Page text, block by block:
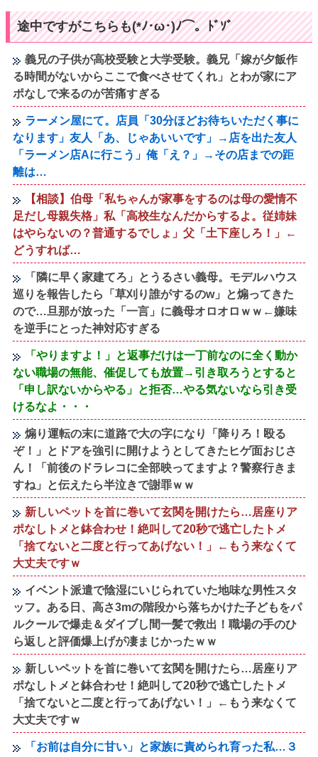
途中ですがこちらも(*ﾉ･ω･)ﾉ⌒。ﾄﾞｿﾞ
義兄の子供が高校受験と大学受験。義兄「嫁が夕飯作
る時間がないからここで食べさせてくれ」とわが家にア
ポなしで来るのが苦痛すぎる
ラーメン屋にて。店員「30分ほどお待ちいただく事に
なります」友人「あ、じゃあいいです」→店を出た友人
「ラーメン店Aに行こう」俺「え？」→その店までの距
離は…
【相談】伯母「私ちゃんが家事をするのは母の愛情不
足だし母親失格」私「高校生なんだからするよ。従姉妹
はやらないの？普通するでしょ」父「土下座しろ！」←
どうすれば…
「隣に早く家建てろ」とうるさい義母。モデルハウス
巡りを報告したら「草刈り誰がするのw」と煽ってきた
ので…旦那が放った「一言」に義母オロオロｗｗ←嫌味
を逆手にとった神対応すぎる
「やりますよ！」と返事だけは一丁前なのに全く動か
ない職場の無能、催促しても放置→引き取ろうとすると
「申し訳ないからやる」と拒否…やる気ないなら引き受
けるなよ・・・
煽り運転の末に道路で大の字になり「降りろ！殴る
ぞ！」とドアを強引に開けようとしてきたヒゲ面おじさ
ん！「前後のドラレコに全部映ってますよ？警察行きま
すね」と伝えたら半泣きで謝罪ｗｗ
新しいペットを首に巻いて玄関を開けたら…居座りア
ポなしトメと鉢合わせ！絶叫して20秒で逃亡したトメ
「捨てないと二度と行ってあげない！」←もう来なくて
大丈夫ですｗ
イベント派遣で陰湿にいじられていた地味な男性スタ
ッフ。ある日、高さ3mの階段から落ちかけた子どもをパ
ルクールで爆走＆ダイブし間一髪で救出！職場の手のひ
ら返しと評価爆上げが凄まじかったｗｗ
新しいペットを首に巻いて玄関を開けたら…居座りア
ポなしトメと鉢合わせ！絶叫して20秒で逃亡したトメ
「捨てないと二度と行ってあげない！」←もう来なくて
大丈夫ですｗ
「お前は自分に甘い」と家族に責められ育った私…３